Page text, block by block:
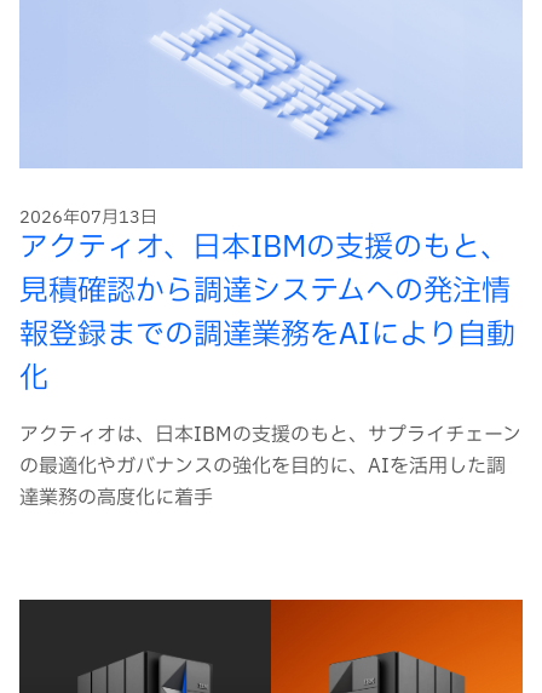
2026年07月13日
アクティオ、日本IBMの支援のもと、
見積確認から調達システムへの発注情
報登録までの調達業務をAIにより自動
化
アクティオは、日本IBMの支援のもと、サプライチェーン
の最適化やガバナンスの強化を目的に、AIを活用した調
達業務の高度化に着手